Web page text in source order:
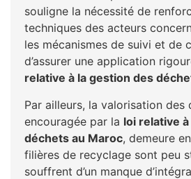
souligne la nécessité de
techniques des acteurs
les mécanismes de suivi et de
d’assurer une application
relative à la gestion des
Par ailleurs, la valorisation des
encouragée par la loi relative
déchets au Maroc, demeure
filières de recyclage sont peu
souffrent d’un manque